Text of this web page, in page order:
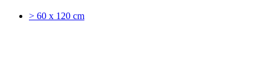
> 60 x 120 cm